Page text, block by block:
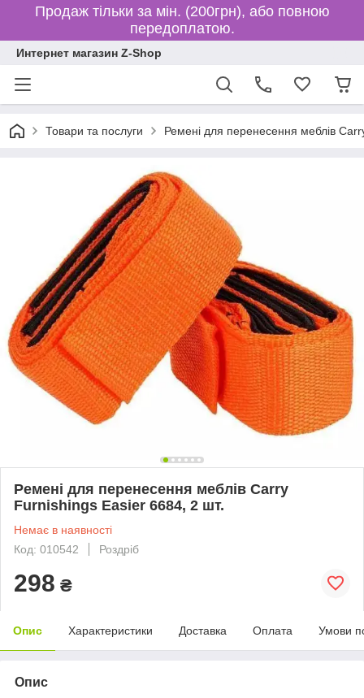
Продаж тільки за мін. (200грн), або повною
передоплатою.
Интернет магазин Z-Shop
Товари та послуги Ремені для перенесення меблів
Ремені для перенесення меблів Carry
Furnishings Easier 6684, 2 шт.
Немає в наявності
Код: 010542
Роздріб
298 ₴
Опис Характеристики Доставка Оплата Умови
Опис